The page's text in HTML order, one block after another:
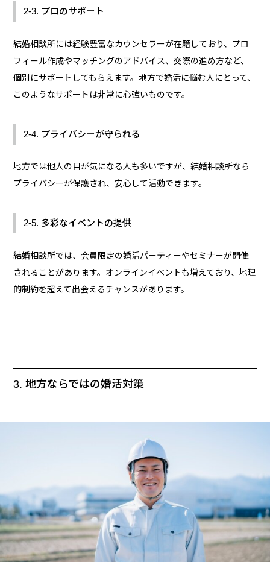
2-3. プロのサポート
結婚相談所には経験豊富なカウンセラーが在籍しており、プロ
フィール作成やマッチングのアドバイス、交際の進め方など、
個別にサポートしてもらえます。地方で婚活に悩む人にとって、
このようなサポートは非常に心強いものです。
2-4. プライバシーが守られる
地方では他人の目が気になる人も多いですが、結婚相談所なら
プライバシーが保護され、安心して活動できます。
2-5. 多彩なイベントの提供
結婚相談所では、会員限定の婚活パーティーやセミナーが開催
されることがあります。オンラインイベントも増えており、地理
的制約を超えて出会えるチャンスがあります。
3. 地方ならではの婚活対策